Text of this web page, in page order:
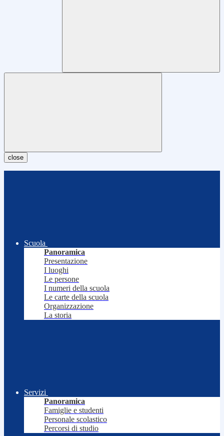
close
Scuola
Panoramica
Presentazione
I luoghi
Le persone
I numeri della scuola
Le carte della scuola
Organizzazione
La storia
Servizi
Panoramica
Famiglie e studenti
Personale scolastico
Percorsi di studio